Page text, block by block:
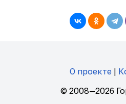
О проекте |
© 2008—2026